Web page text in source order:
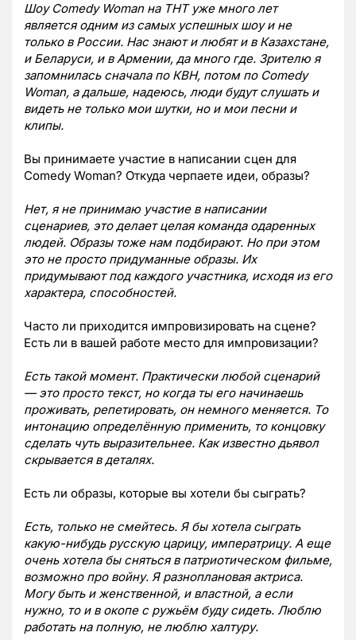
Шоу Comedy Woman на ТНТ уже много лет
является одним из самых успешных шоу и не
только в России. Нас знают и любят и в Казахстане,
и Беларуси, и в Армении, да много где. Зрителю я
запомнилась сначала по КВН, потом по Comedy
Woman, а дальше, надеюсь, люди будут слушать и
видеть не только мои шутки, но и мои песни и
клипы.
Вы принимаете участие в написании сцен для
Comedy Woman? Откуда черпаете идеи, образы?
Нет, я не принимаю участие в написании
сценариев, это делает целая команда одаренных
людей. Образы тоже нам подбирают. Но при этом
это не просто придуманные образы. Их
придумывают под каждого участника, исходя из его
характера, способностей.
Часто ли приходится импровизировать на сцене?
Есть ли в вашей работе место для импровизации?
Есть такой момент. Практически любой сценарий
— это просто текст, но когда ты его начинаешь
проживать, репетировать, он немного меняется. То
интонацию определённую применить, то концовку
сделать чуть выразительнее. Как известно дьявол
скрывается в деталях.
Есть ли образы, которые вы хотели бы сыграть?
Есть, только не смейтесь. Я бы хотела сыграть
какую-нибудь русскую царицу, императрицу. А еще
очень хотела бы сняться в патриотическом фильме,
возможно про войну. Я разноплановая актриса.
Могу быть и женственной, и властной, а если
нужно, то и в окопе с ружьём буду сидеть. Люблю
работать на полную, не люблю халтуру.